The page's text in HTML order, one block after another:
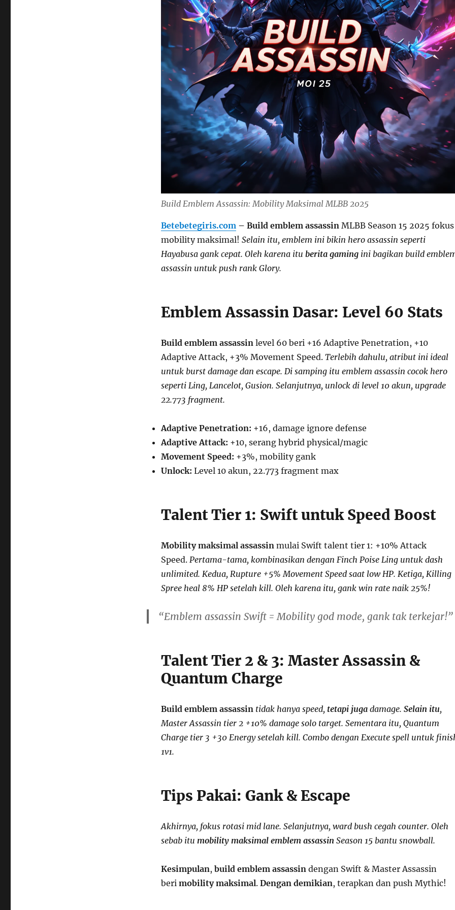
Build Emblem Assassin: Mobility Maksimal MLBB 2025
Betebetegiris.com– Build emblem assassinMLBB Season 15 2025 fokus
mobility maksimal! Selain itu, emblem ini bikin hero assassin seperti
Hayabusa gank cepat. Oleh karena itu berita gamingini bagikan build
assassin untuk push rank Glory.
Emblem Assassin Dasar: Level 60 Stats
Build emblem assassinlevel 60 beri +16 Adaptive Penetration, +10
Adaptive Attack, +3% Movement Speed. Terlebih dahulu, atribut ini ideal
untuk burst damage dan escape. Di samping itu emblem assassin cocok hero
seperti Ling, Lancelot, Gusion. Selanjutnya, unlock di level 10 akun, upgrade
22.773 fragment.
Adaptive Penetration: +16, damage ignore defense
Adaptive Attack: +10, serang hybrid physical/magic
Movement Speed: +3%, mobility gank
Unlock: Level 10 akun, 22.773 fragment max
Talent Tier 1: Swift untuk Speed Boost
Mobility maksimal assassinmulai Swift talent tier 1: +10% Attack
Speed. Pertama-tama, kombinasikan dengan Finch Poise Ling untuk dash
unlimited. Kedua, Rupture +5% Movement Speed saat low HP. Ketiga, Killing
Spree heal 8% HP setelah kill. Oleh karena itu, gank win rate naik 25%!
“Emblem assassin Swift = Mobility god mode, gank tak terkejar!”
Talent Tier 2 & 3: Master Assassin &
Quantum Charge
Build emblem assassin tidak hanya speed, tetapi jugadamage. Selain itu,
Master Assassin tier 2 +10% damage solo target. Sementara itu, Quantum
Charge tier 3 +30 Energy setelah kill. Combo dengan Execute spell untuk
1v1.
Tips Pakai: Gank & Escape
Akhirnya, fokus rotasi mid lane. Selanjutnya, ward bush cegah counter. Oleh
sebab itu mobility maksimal emblem assassinSeason 15 bantu snowball.
Kesimpulan, build emblem assassindengan Swift & Master Assassin
beri mobility maksimal. Dengan demikian, terapkan dan push Mythic!